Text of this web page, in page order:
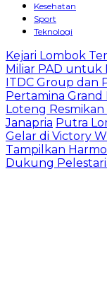
Kesehatan
Sport
Teknologi
Kejari Lombok
Miliar PAD untuk
ITDC Group dan
Pertamina Grand
Loteng
Janapria Putra
Gelar di Victory
Tampilkan
Dukung